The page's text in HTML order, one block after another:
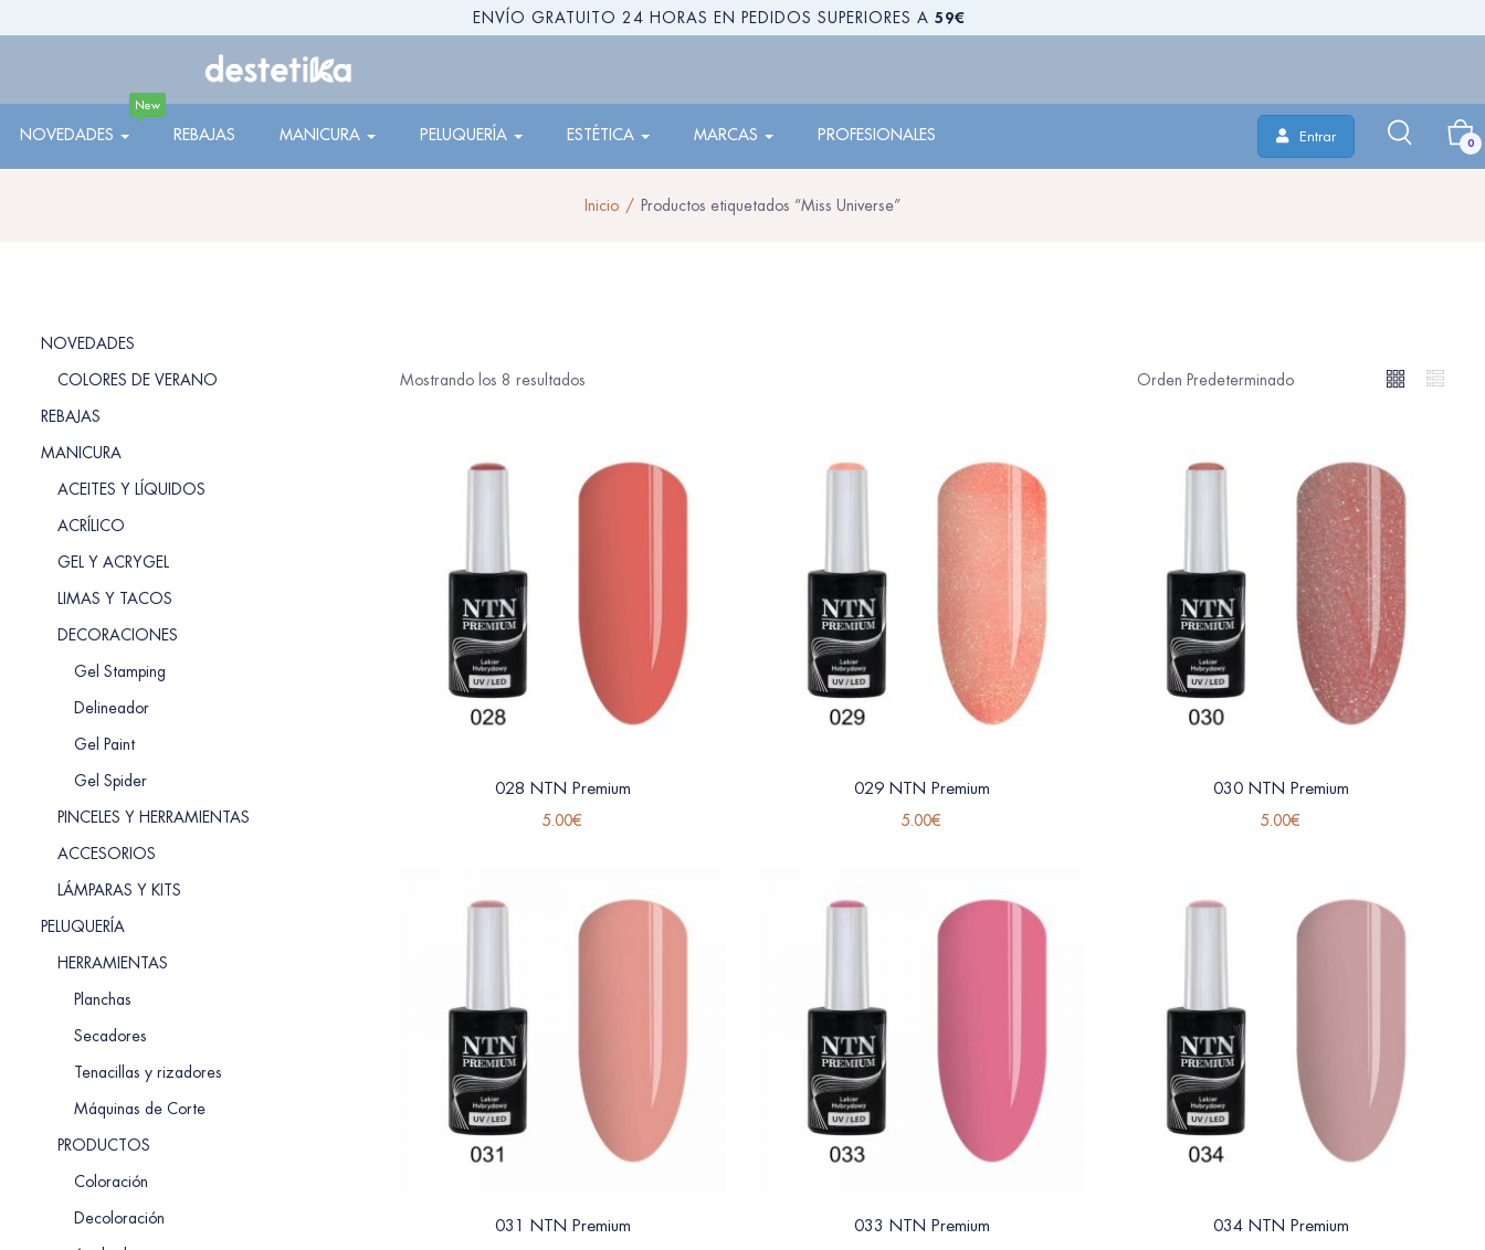
ENVÍO GRATUITO 24 HORAS EN PEDIDOS SUPERIORES A 59€
NOVEDADES
New
REBAJAS MANICURA PELUQUERÍA ESTÉTICA MARCAS PROFESIONALES Entrar 0
Inicio Productos etiquetados “Miss Universe”
NOVEDADES
COLORES DE VERANO
REBAJAS
MANICURA
ACEITES Y LÍQUIDOS
ACRÍLICO
GEL Y ACRYGEL
LIMAS Y TACOS
DECORACIONES
Gel Stamping
Delineador
Gel Paint
Gel Spider
PINCELES Y HERRAMIENTAS
ACCESORIOS
LÁMPARAS Y KITS
PELUQUERÍA
HERRAMIENTAS
Planchas
Secadores
Tenacillas y rizadores
Máquinas de Corte
PRODUCTOS
Coloración
Decoloración
Mostrando los 8 resultados
028 NTN Premium
5.00€
029 NTN Premium
5.00€
030 NTN Premium
5.00€
031 NTN Premium 033 NTN Premium 034 NTN Premium